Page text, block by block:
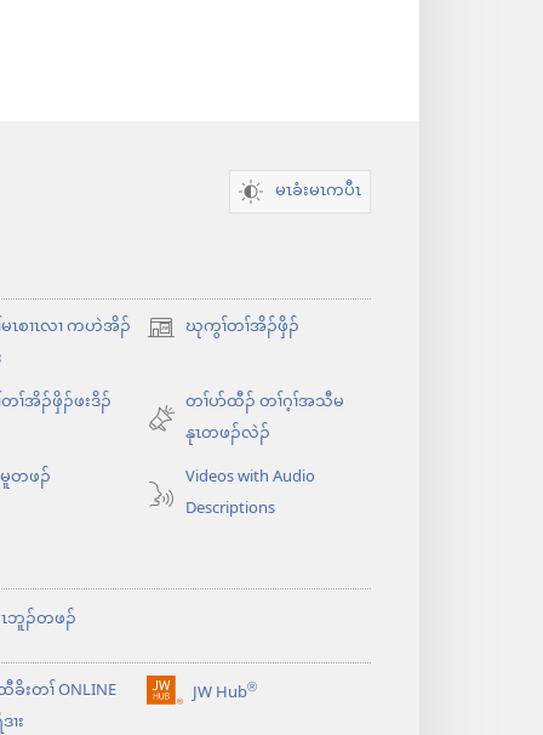
မၤခံးမၤကပီၤ
စၢၤလၢ ကဟဲအိၣ်
ဃုကွၢ်တၢ်အိၣ်ဖှိၣ်
အိး
လၢ
အ
တ
အိၣ်ဖှိၣ်ဖးဒိၣ်
တၢ်ပာ်ထီၣ် တၢ်ဂ့ၢ်အသီမ
နုၤတဖၣ်လဲၣ်
တဖၣ်
Videos with Audio
Descriptions
ဘူၣ်တဖၣ်
းတၢ် ONLINE
း
JW Hub®
အိး